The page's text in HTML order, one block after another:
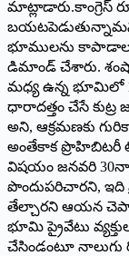
మాట్లాడారు.కాంగ్రెస్
భూములను
డిమాండ్ చేశారు.
మధ్య ఉన్న భూమిలో
ధారాదత్తం చేసే
అని, ఆక్రమణకు
అంతేకాక ప్రొహిబిటరీ
విషయం జనవరి
పొందుపరిచారని, ఇది
తేల్చారని ఆయన
భూమి ప్రైవేటు
చేసిండంటూ నాలుగు